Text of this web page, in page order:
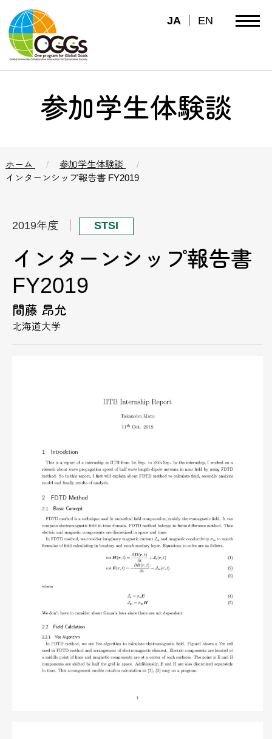
JA EN
参加学生体験談
ホーム
参加学生体験談
インターンシップ報告書 FY2019
2019年度 STSI
インターンシップ報告書
FY2019
間藤 昂允
北海道大学